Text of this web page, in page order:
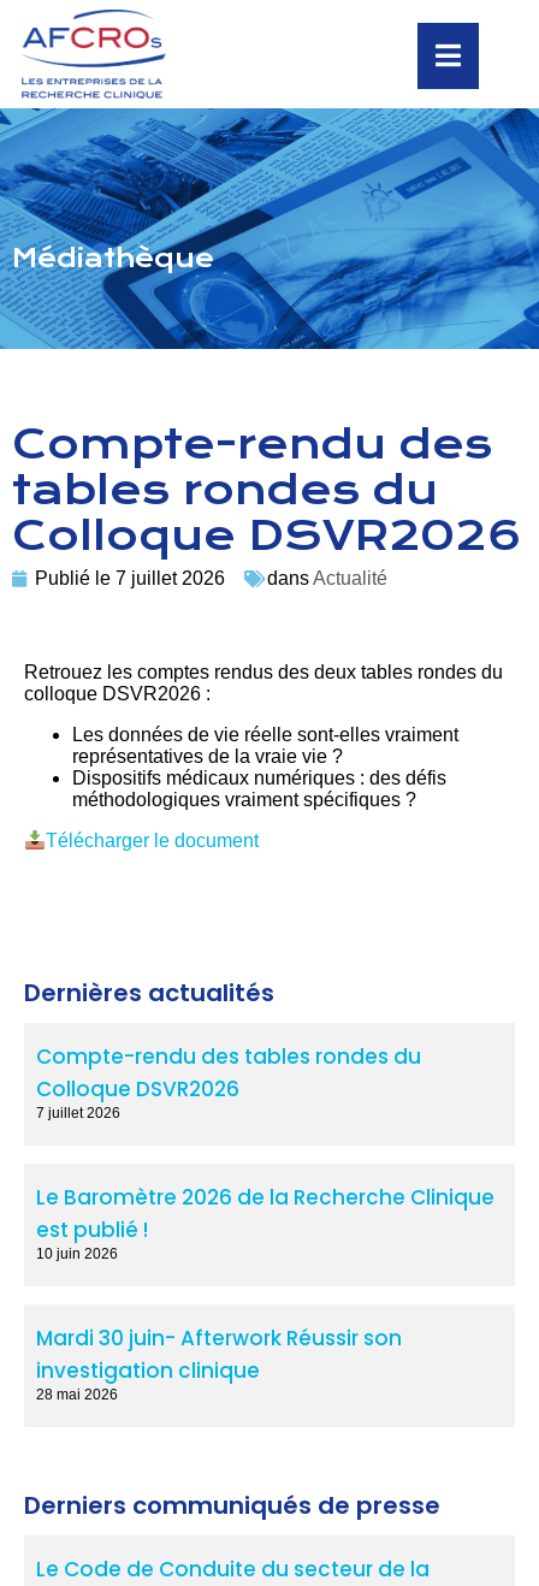
Médiathèque
Compte-rendu des
tables rondes du
Colloque DSVR2026
Publié le 7 juillet 2026 dansActualité
Retrouez les comptes rendus des deux tables rondes du
colloque DSVR2026 :
Les données de vie réelle sont-elles vraiment
représentatives de la vraie vie ?
Dispositifs médicaux numériques : des défis
méthodologiques vraiment spécifiques ?
Télécharger le document
Dernières actualités
Compte-rendu des tables rondes du
Colloque DSVR2026
7 juillet 2026
Le Baromètre 2026 de la Recherche Clinique
est publié !
10 juin 2026
Mardi 30 juin- Afterwork Réussir son
investigation clinique
28 mai 2026
Derniers communiqués de presse
Le Code de Conduite du secteur de la